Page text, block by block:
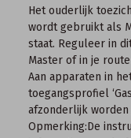
Het ouderlijk
wordt gebruikt als
staat. Reguleer in
Master of in je
Aan apparaten in
toegangsprofiel
afzonderlijk
Opmerking:De